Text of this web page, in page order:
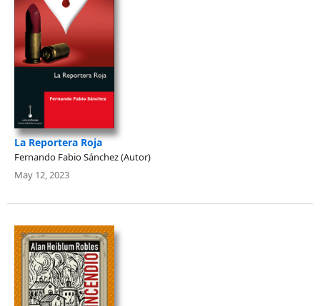
La Reportera Roja
Fernando Fabio Sánchez (Autor)
May 12, 2023